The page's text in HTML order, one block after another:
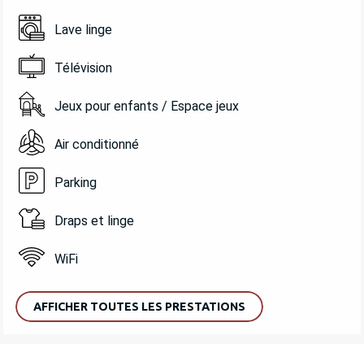
Lave linge
Télévision
Jeux pour enfants / Espace jeux
Air conditionné
Parking
Draps et linge
WiFi
AFFICHER TOUTES LES PRESTATIONS